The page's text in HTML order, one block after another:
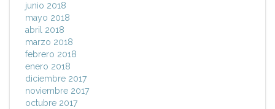
junio 2018
mayo 2018
abril 2018
marzo 2018
febrero 2018
enero 2018
diciembre 2017
noviembre 2017
octubre 2017